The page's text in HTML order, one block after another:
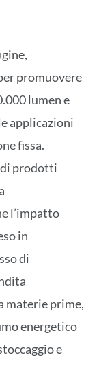
promuovere
lumen e
applicazioni
fissa.
di prodotti
l’impatto
in
di
materie prime,
energetico
e